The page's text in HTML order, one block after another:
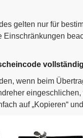
gelten nur für
vollständig
wenn beim
auf „Kopieren“